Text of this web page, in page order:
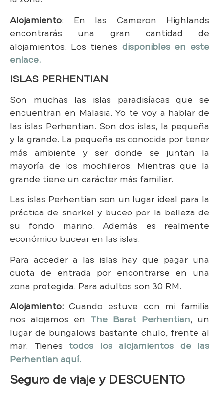
Alojamiento: En las Cameron Highlands
encontrarás una gran cantidad de
alojamientos. Los tienes disponibles en este
enlace.
ISLAS PERHENTIAN
Son muchas las islas paradisíacas que se
encuentran en Malasia. Yo te voy a hablar de
las islas Perhentian. Son dos islas, la pequeña
y la grande. La pequeña es conocida por tener
más ambiente y ser donde se juntan la
mayoría de los mochileros. Mientras que la
grande tiene un carácter más familiar.
Las islas Perhentian son un lugar ideal para la
práctica de snorkel y buceo por la belleza de
su fondo marino. Además es realmente
económico bucear en las islas.
Para acceder a las islas hay que pagar una
cuota de entrada por encontrarse en una
zona protegida. Para adultos son 30 RM.
Alojamiento:Cuando estuve con mi familia
nos alojamos en The Barat Perhentian, un
lugar de bungalows bastante chulo, frente al
mar. Tienes
todos los alojamientos de las
Perhentian aquí.
Seguro de viaje y DESCUENTO